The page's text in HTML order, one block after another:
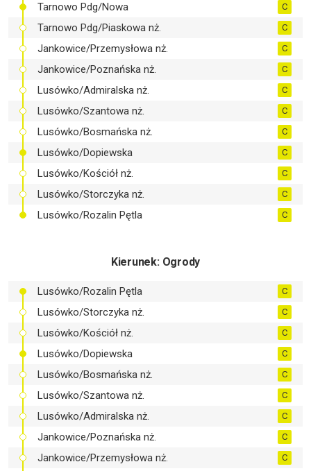
Tarnowo Pdg/Nowa C
Tarnowo Pdg/Piaskowa nż. C
Jankowice/Przemysłowa nż. C
Jankowice/Poznańska nż. C
Lusówko/Admiralska nż. C
Lusówko/Szantowa nż. C
Lusówko/Bosmańska nż. C
Lusówko/Dopiewska C
Lusówko/Kościół nż. C
Lusówko/Storczyka nż. C
Lusówko/Rozalin Pętla C
Kierunek: Ogrody
Lusówko/Rozalin Pętla C
Lusówko/Storczyka nż. C
Lusówko/Kościół nż. C
Lusówko/Dopiewska C
Lusówko/Bosmańska nż. C
Lusówko/Szantowa nż. C
Lusówko/Admiralska nż. C
Jankowice/Poznańska nż. C
Jankowice/Przemysłowa nż. C